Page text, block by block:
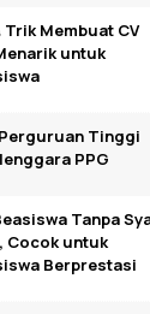
Trik Membuat CV
untuk
Tinggi
PPG
Tanpa
Cocok untuk
Berprestasi